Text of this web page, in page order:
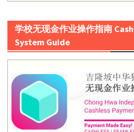
学校无现金作业操作指南
System Guide